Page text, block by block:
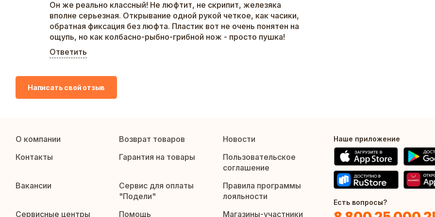
Он же реально классный! Не люфтит, не скрипит, железяка
вполне серьезная. Открывание одной рукой четкое, как часики,
обратная фиксация без люфта. Пластик вот не очень понятен на
ощупь, но как колбасно-рыбно-грибной нож - просто пушка!
Ответить
Написать свой отзыв
О компании Возврат товаров
Новости
Контакты
Гарантия на товары
Пользовательское
соглашение
Вакансии
Сервис для оплаты
"Подели"
Правила программы
лояльности
Сервисные центры
Помощь Магазины-участники
Наше приложение
Есть вопросы?